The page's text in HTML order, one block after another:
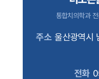
통합치의학과
주소 울산광역시
전화